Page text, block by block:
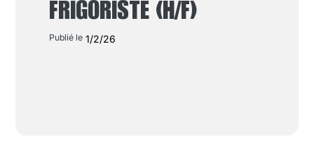
FRIGORISTE (H/F)
Publié le 1/2/26